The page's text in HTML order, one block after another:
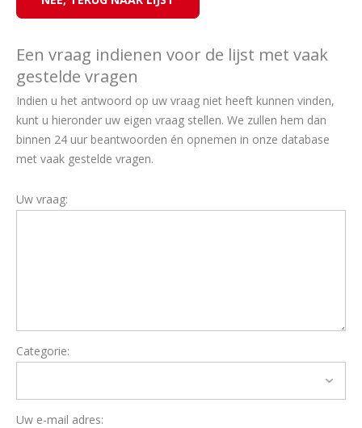
Een vraag indienen voor de lijst met vaak
gestelde vragen
Indien u het antwoord op uw vraag niet heeft kunnen vinden,
kunt u hieronder uw eigen vraag stellen. We zullen hem dan
binnen 24 uur beantwoorden én opnemen in onze database
met vaak gestelde vragen.
Uw vraag:
Categorie:
Uw e-mail adres: